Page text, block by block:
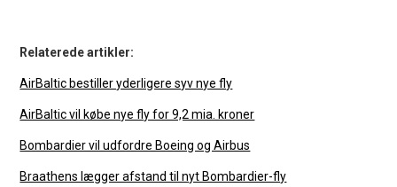
Relaterede artikler:
AirBaltic bestiller yderligere syv nye fly
AirBaltic vil købe nye fly for 9,2 mia. kroner
Bombardier vil udfordre Boeing og Airbus
Braathens lægger afstand til nyt Bombardier-fly